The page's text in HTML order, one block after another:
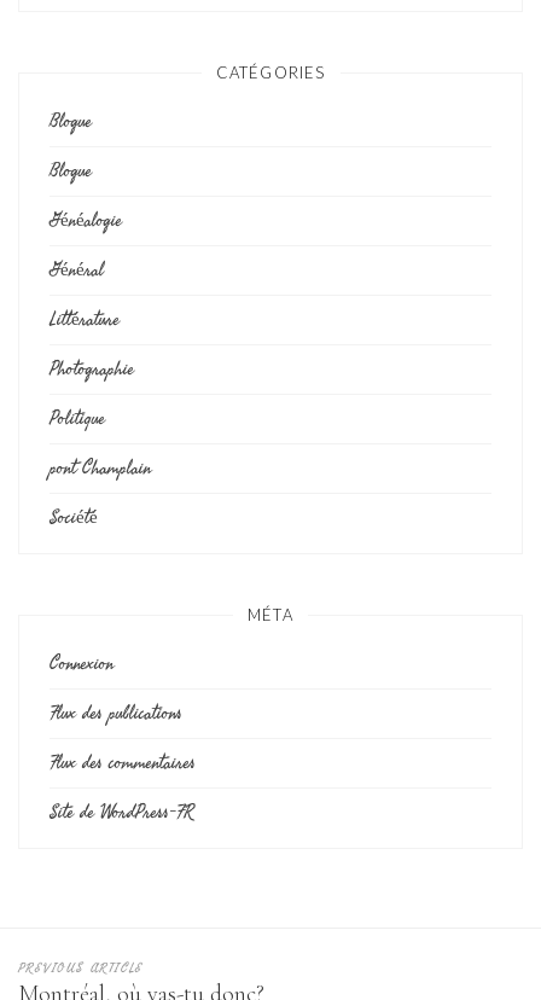
CATÉGORIES
Blogue
Blogue
Généalogie
Général
Littérature
Photographie
Politique
pont Champlain
Société
MÉTA
Connexion
Flux des publications
Flux des commentaires
Site de WordPress-FR
PREVIOUS ARTICLE
Montréal, où vas-tu donc?